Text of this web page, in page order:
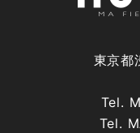
東京都
Tel.
Tel.